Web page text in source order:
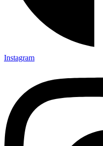
Instagram